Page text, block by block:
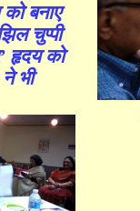
बनाए
चुप्पी
हृदय को
भी